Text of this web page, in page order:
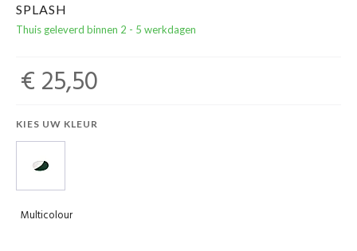
Acties en events
SPLASH
Thuis geleverd binnen 2 - 5 werkdagen
€ 25,50
KIES UW KLEUR
Multicolour